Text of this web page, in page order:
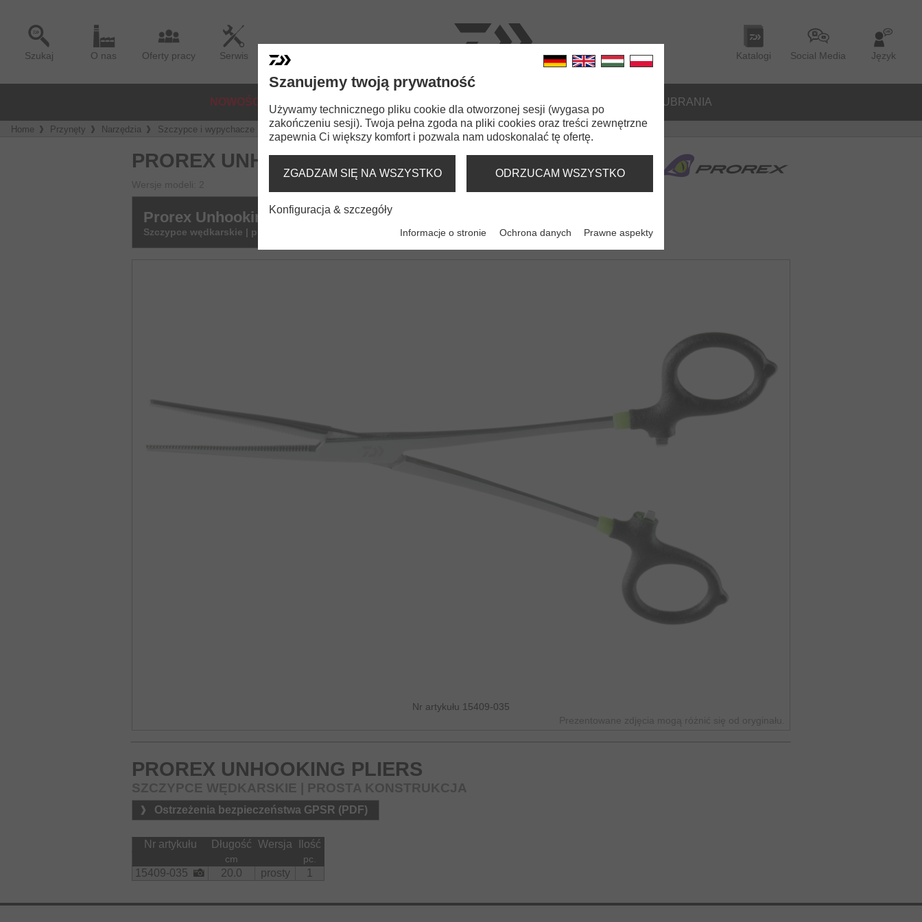
Szukaj O nas Oferty pracy Serwis Katalogi Social Media Język
NOWOŚCI UBRANIA
Home Przynęty Narzędzia Szczypce i wypychacze Prorex Unhooking Pliers
PROREX UNHOOKING PLIERS
Wersje modeli: 2
Prorex Unhooking Pliers
Szczypce wędkarskie | prosta konstrukcja
Prorex Unhooking Pliers
Szczypce wędkarskie | zagięty koniec
Nr artykułu 15409-035
Prezentowane zdjęcia mogą różnić się od oryginału.
PROREX UNHOOKING PLIERS
SZCZYPCE WĘDKARSKIE | PROSTA KONSTRUKCJA
Ostrzeżenia bezpieczeństwa GPSR (PDF)
Nr artykułu Długość Wersja Ilość
cm pc.
15409-035 20.0 prosty 1
Szanujemy twoją prywatność
Używamy technicznego pliku cookie dla otworzonej sesji (wygasa po
zakończeniu sesji). Twoja pełna zgoda na pliki cookies oraz treści zewnętrzne
zapewnia Ci większy komfort i pozwala nam udoskonalać tę ofertę.
ZGADZAM SIĘ NA WSZYSTKO ODRZUCAM WSZYSTKO
Konfiguracja & szczegóły
Informacje o stronie Ochrona danych Prawne aspekty